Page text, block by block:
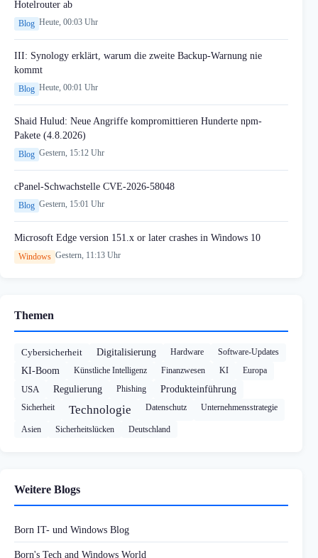
Hotelrouter ab
Blog Heute, 00:03 Uhr
III: Synology erklärt, warum die zweite Backup-Warnung nie
kommt
Blog Heute, 00:01 Uhr
Shaid Hulud: Neue Angriffe kompromittieren Hunderte npm-
Pakete (4.8.2026)
Blog Gestern, 15:12 Uhr
cPanel-Schwachstelle CVE-2026-58048
Blog Gestern, 15:01 Uhr
Microsoft Edge version 151.x or later crashes in Windows 10
Windows Gestern, 11:13 Uhr
Themen
Cybersicherheit Digitalisierung Hardware Software-Updates
KI-Boom Künstliche Intelligenz Finanzwesen KI Europa
USA Regulierung Phishing Produkteinführung
Sicherheit Technologie Datenschutz Unternehmensstrategie
Asien Sicherheitslücken Deutschland
Weitere Blogs
Born IT- und Windows Blog
Born's Tech and Windows World